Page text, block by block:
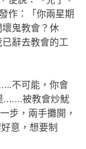
作：「你兩星期
鬼教會？休
辭去教會的工
不可能，你會
…….被教會炒魷
步，兩手攤開，
意，想要制